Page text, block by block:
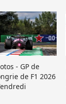
- GP de
de F1 2026